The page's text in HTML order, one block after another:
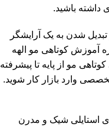
داشته باشید.
شدن به یک آرایشگر
آموزش کوتاهی مو الهه
مو از پایه تا پیشرفته
وارد بازار کار شوید.
استایلی شیک و مدرن